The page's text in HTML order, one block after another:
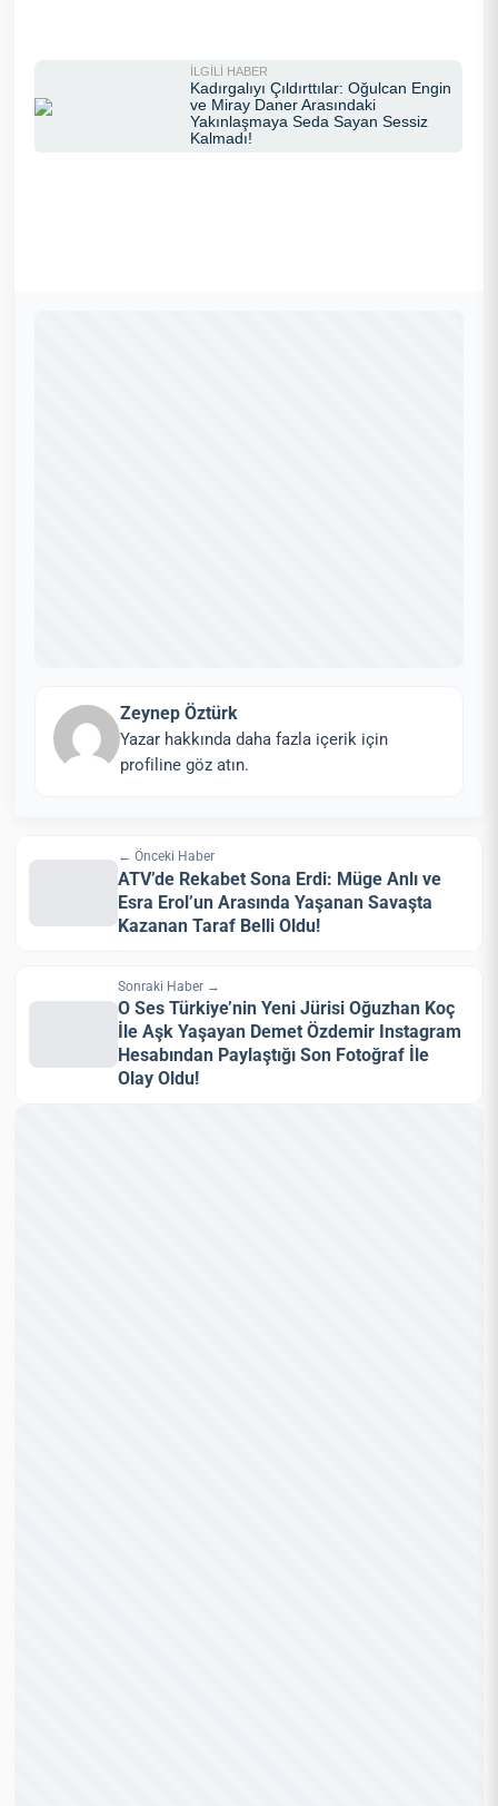
Zeynep Öztürk
Yazar hakkında daha fazla içerik için
profiline göz atın.
← Önceki Haber
ATV’de Rekabet Sona Erdi: Müge Anlı ve
Esra Erol’un Arasında Yaşanan Savaşta
Kazanan Taraf Belli Oldu!
Sonraki Haber →
O Ses Türkiye’nin Yeni Jürisi Oğuzhan Koç
İle Aşk Yaşayan Demet Özdemir Instagram
Hesabından Paylaştığı Son Fotoğraf İle
Olay Oldu!